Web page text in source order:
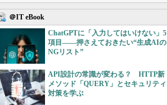
＠IT eBook
ChatGPTに「入力してはいけない」5
項目――押さえておきたい“生成AIの
NGリスト”
API設計の常識が変わる？ HTTP新
メソッド「QUERY」とセキュリティ
対策を学ぶ